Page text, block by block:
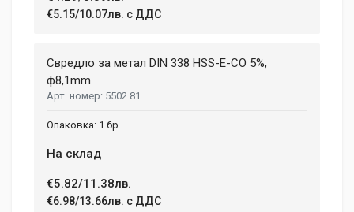
€5.15/10.07лв. с ДДС
Свредло за метал DIN 338 HSS-E-CO 5%,
ф8,1mm
5502 81
1 бр.
На склад
€5.82/11.38лв.
€6.98/13.66лв. с ДДС